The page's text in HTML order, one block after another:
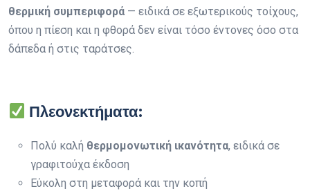
θερμική συμπεριφορά — ειδικά σε εξωτερικούς τοίχους,
όπου η πίεση και η φθορά δεν είναι τόσο έντονες όσο στα
δάπεδα ή στις ταράτσες.
Πλεονεκτήματα:
Πολύ καλή θερμομονωτική ικανότητα, ειδικά σε
γραφιτούχα έκδοση
Εύκολη στη μεταφορά και την κοπή